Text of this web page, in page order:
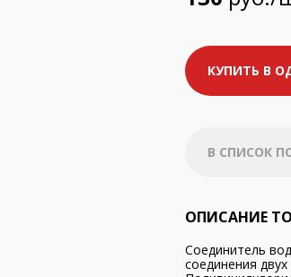
КУПИТЬ В
В СПИСОК
ОПИСАНИЕ
Соединитель
соединения